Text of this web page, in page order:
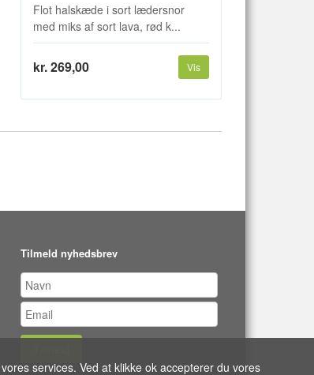
Flot halskæde i sort lædersnor
med miks af sort lava, rød k...
kr. 269,00 Vis
Tilmeld nyhedsbrev
services. Ved at klikke ok accepterer du vores